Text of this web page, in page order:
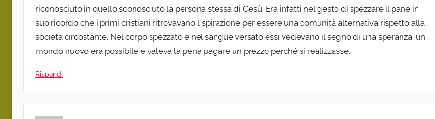
riconosciuto in quello sconosciuto la persona stessa di Gesù. Era infatti nel gesto di spezzare il pane in
suo ricordo che i primi cristiani ritrovavano l’ispirazione per essere una comunità alternativa rispetto alla
società circostante. Nel corpo spezzato e nel sangue versato essi vedevano il segno di una speranza: un
mondo nuovo era possibile e valeva la pena pagare un prezzo perché si realizzasse.
Rispondi